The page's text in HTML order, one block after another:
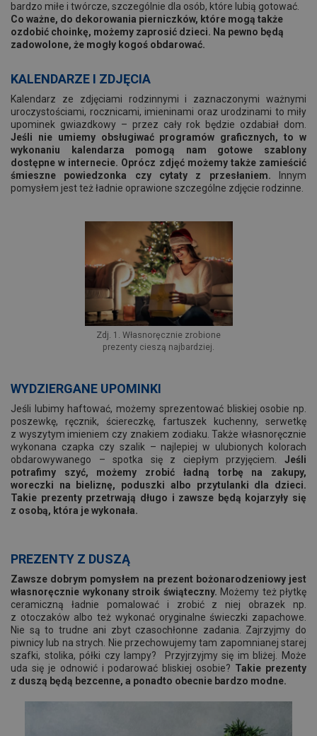
bardzo miłe i twórcze, szczególnie dla osób, które lubią gotować.
Co ważne, do dekorowania pierniczków, które mogą także
ozdobić choinkę, możemy zaprosić dzieci. Na pewno będą
zadowolone, że mogły kogoś obdarować.
KALENDARZE I ZDJĘCIA
Kalendarz ze zdjęciami rodzinnymi i zaznaczonymi ważnymi
uroczystościami, rocznicami, imieninami oraz urodzinami to miły
upominek gwiazdkowy – przez cały rok będzie ozdabiał dom.
Jeśli nie umiemy obsługiwać programów graficznych, to w
wykonaniu kalendarza pomogą nam gotowe szablony
dostępne w internecie. Oprócz zdjęć możemy także zamieścić
śmieszne powiedzonka czy cytaty z przesłaniem. Innym
pomysłem jest też ładnie oprawione szczególne zdjęcie rodzinne.
Zdj. 1. Własnoręcznie zrobione
prezenty cieszą najbardziej.
WYDZIERGANE UPOMINKI
Jeśli lubimy haftować, możemy sprezentować bliskiej osobie np.
poszewkę, ręcznik, ściereczkę, fartuszek kuchenny, serwetkę
z wyszytym imieniem czy znakiem zodiaku. Także własnoręcznie
wykonana czapka czy szalik – najlepiej w ulubionych kolorach
obdarowywanego – spotka się z ciepłym przyjęciem. Jeśli
potrafimy szyć, możemy zrobić ładną torbę na zakupy,
woreczki na bieliznę, poduszki albo przytulanki dla dzieci.
Takie prezenty przetrwają długo i zawsze będą kojarzyły się
z osobą, która je wykonała.
PREZENTY Z DUSZĄ
Zawsze dobrym pomysłem na prezent bożonarodzeniowy jest
własnoręcznie wykonany stroik świąteczny. Możemy też płytkę
ceramiczną ładnie pomalować i zrobić z niej obrazek np.
z otoczaków albo też wykonać oryginalne świeczki zapachowe.
Nie są to trudne ani zbyt czasochłonne zadania. Zajrzyjmy do
piwnicy lub na strych. Nie przechowujemy tam zapomnianej starej
szafki, stolika, półki czy lampy? Przyjrzyjmy się im bliżej. Może
uda się je odnowić i podarować bliskiej osobie? Takie prezenty
z duszą będą bezcenne, a ponadto obecnie bardzo modne.